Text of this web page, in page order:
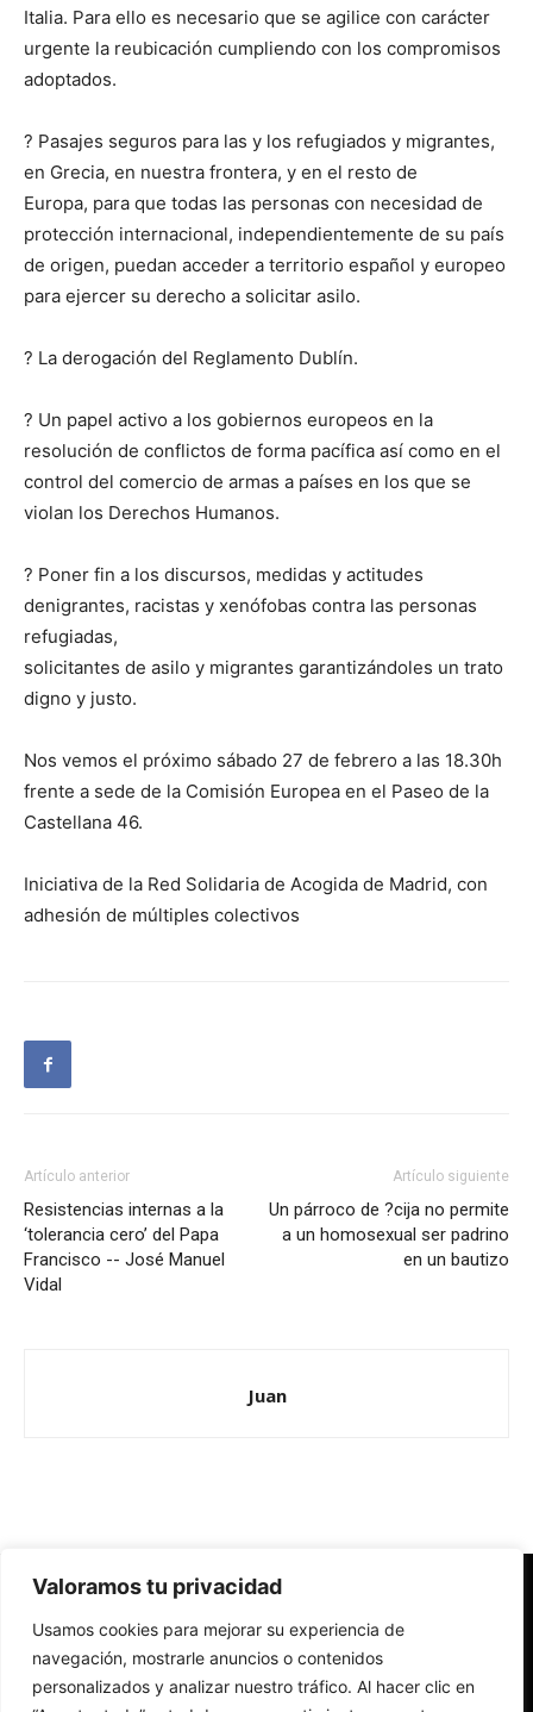
Valoramos tu privacidad
Usamos cookies para mejorar su experiencia de
navegación, mostrarle anuncios o contenidos
personalizados y analizar nuestro tráfico. Al hacer clic en
Italia. Para ello es necesario que se agilice con carácter
urgente la reubicación cumpliendo con los compromisos
adoptados.
? Pasajes seguros para las y los refugiados y migrantes,
en Grecia, en nuestra frontera, y en el resto de
Europa, para que todas las personas con necesidad de
protección internacional, independientemente de su país
de origen, puedan acceder a territorio español y europeo
para ejercer su derecho a solicitar asilo.
? La derogación del Reglamento Dublín.
? Un papel activo a los gobiernos europeos en la
resolución de conflictos de forma pacífica así como en el
control del comercio de armas a países en los que se
violan los Derechos Humanos.
? Poner fin a los discursos, medidas y actitudes
denigrantes, racistas y xenófobas contra las personas
refugiadas,
solicitantes de asilo y migrantes garantizándoles un trato
digno y justo.
Nos vemos el próximo sábado 27 de febrero a las 18.30h
frente a sede de la Comisión Europea en el Paseo de la
Castellana 46.
Iniciativa de la Red Solidaria de Acogida de Madrid, con
adhesión de múltiples colectivos
Artículo anterior
Resistencias internas a la
‘tolerancia cero’ del Papa
Francisco -- José Manuel
Vidal
Artículo siguiente
Un párroco de ?cija no permite
a un homosexual ser padrino
en un bautizo
Juan
Redes Cristianas
Una mirada alternativa sobre la Iglesia católica y la sociedad
- Colectivos de Redes Cristianas